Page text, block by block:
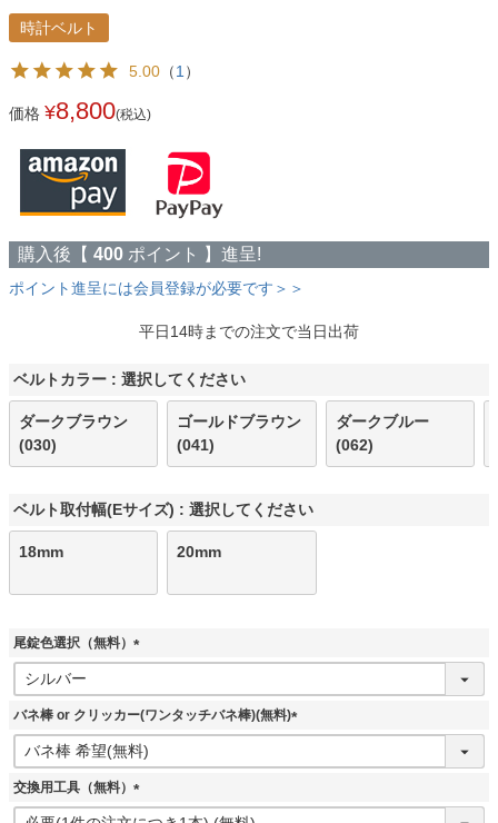
時計ベルト
5.00 （1）
価格 ¥8,800(税込)
購入後【 400 ポイント 】進呈!
ポイント進呈には会員登録が必要です＞＞
平日14時までの注文で当日出荷
ベルトカラー 選択してください
ダークブラウン
(030)
ゴールドブラウン
(041)
ダークブルー
(062)
ベルト取付幅(Eサイズ) 選択してください
18mm 20mm
尾錠色選択（無料）
(
須
バネ棒 or クリッカー(ワンタッチバネ棒)(無料)
(
交換用工具（無料）
(